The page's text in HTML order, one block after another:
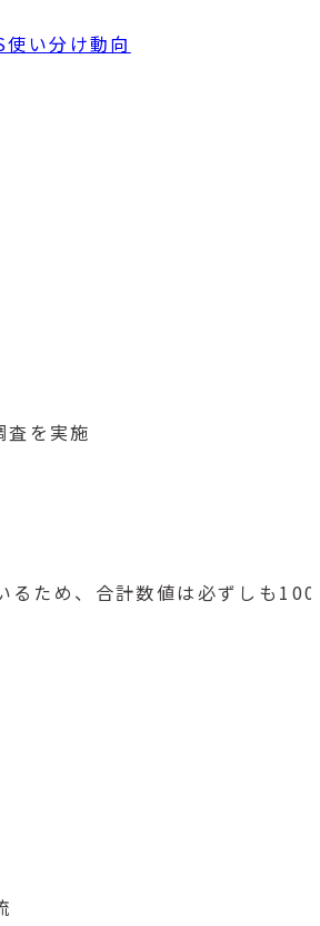
い分け動向
査を実施
ため、合計数値は必ずしも